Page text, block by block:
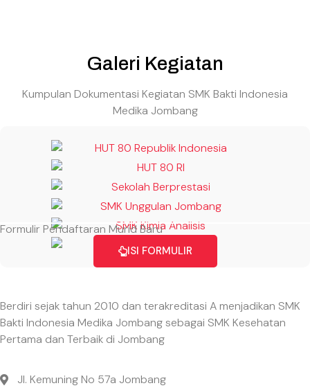
Galeri Kegiatan
Kumpulan Dokumentasi Kegiatan SMK Bakti Indonesia
Medika Jombang
Formulir Pendaftaran Murid Baru
ISI FORMULIR
Berdiri sejak tahun 2010 dan terakreditasi A menjadikan SMK
Bakti Indonesia Medika Jombang sebagai SMK Kesehatan
Pertama dan Terbaik di Jombang
Jl. Kemuning No 57a Jombang